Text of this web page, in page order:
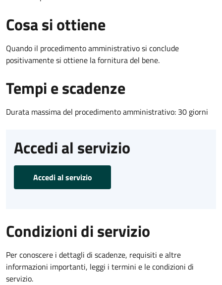
Cosa si ottiene
Quando il procedimento amministrativo si conclude
positivamente si ottiene la fornitura del bene.
Tempi e scadenze
Durata massima del procedimento amministrativo: 30 giorni
Accedi al servizio
Accedi al servizio
Condizioni di servizio
Per conoscere i dettagli di scadenze, requisiti e altre
informazioni importanti, leggi i termini e le condizioni di
servizio.